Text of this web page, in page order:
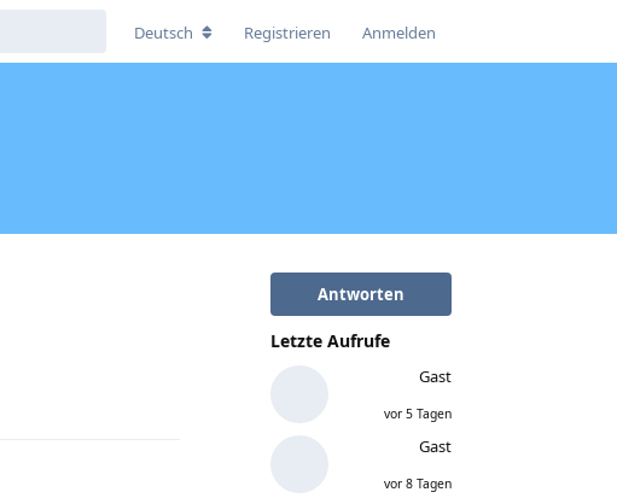
Deutsch Registrieren Anmelden
Antworten
Letzte Aufrufe
Gast
vor 5 Tagen
Gast
vor 8 Tagen